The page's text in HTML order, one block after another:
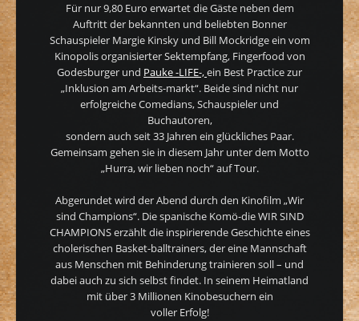
Für nur 9,80 Euro erwartet die Gäste neben dem
Auftritt der bekannten und beliebten Bonner
Schauspieler Margie Kinsky und Bill Mockridge ein vom
Kinopolis organisierter Sektempfang, Fingerfood von
Godesburger und Pauke -LIFE-,ein Best Practice zur
„Inklusion am Arbeits-markt“. Beide sind nicht nur
erfolgreiche Comedians, Schauspieler und
Buchautoren,
sondern auch seit 33 Jahren ein glückliches Paar.
Gemeinsam gehen sie in diesem Jahr unter dem Motto
„Hurra, wir lieben noch“ auf Tour.
Abgerundet wird der Abend durch den Kinofilm „Wir
sind Champions“. Die spanische Komö-die WIR SIND
CHAMPIONS erzählt die inspirierende Geschichte eines
cholerischen Basket-balltrainers, der eine Mannschaft
aus Menschen mit Behinderung trainieren soll – und
dabei auch zu sich selbst ﬁndet. In seinem Heimatland
mit über 3 Millionen Kinobesuchern ein
voller Erfolg!